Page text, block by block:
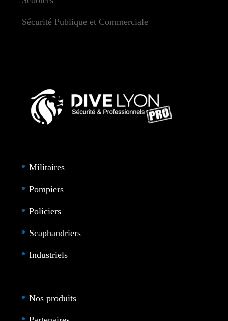
Sécurité Publique et Commerciale
Militaires
Pompiers
Policiers
Scaphandriers
Industriels
Nos produits